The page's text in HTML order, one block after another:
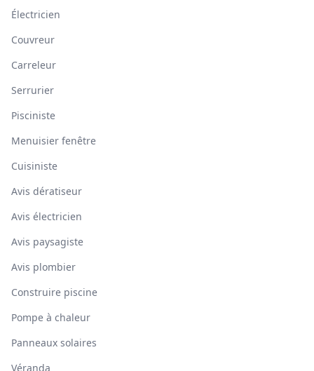
Électricien
Couvreur
Carreleur
Serrurier
Pisciniste
Menuisier fenêtre
Cuisiniste
Avis dératiseur
Avis électricien
Avis paysagiste
Avis plombier
Construire piscine
Pompe à chaleur
Panneaux solaires
Véranda